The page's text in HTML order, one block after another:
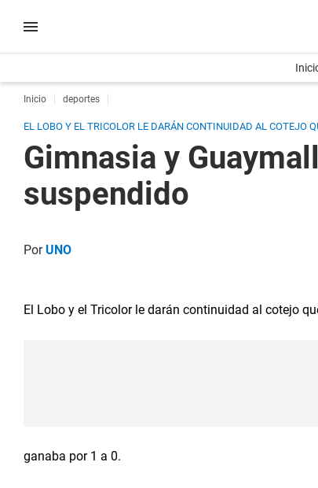
Inicio deportes
EL LOBO Y EL TRICOLOR LE DARÁN CONTINUIDAD AL COTEJO
Gimnasia y
suspendido
PorUNO
El Lobo y el Tricolor le darán continuidad al cotejo
ganaba por 1 a 0.